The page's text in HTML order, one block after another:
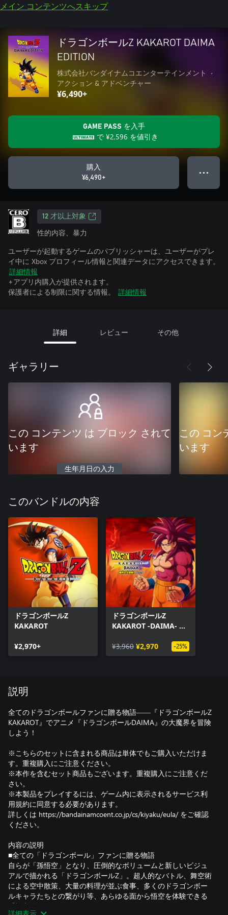
メイン コンテンツへスキップ
ドラゴンボールZ KAKAROT DAIMA
EDITION
株式会社バンダイナムコエンターテインメント
•
アクション & アドベンチャー
¥6,490+
GAME PASS を入手
で ¥2,596 を値引き
購入
¥6,490+
● ● ●
12 才以上対象
性的内容、暴力
ユーザーが起動するゲームのパブリッシャーは、ユーザーがプレ
イ中に Xbox プロフィール情報と関連データにアクセスできます。
詳細情報
+アプリ内購入が提供されます。
保護者による制限に関する情報。
詳細情報
詳細 レビュー その他
ギャラリー
この コンテンツ は ブロック されて
います
生年月日の入力
この コン
います
このバンドルの内容
ドラゴンボールZ
KAKAROT
¥2,970+
ドラゴンボールZ
KAKAROT -DAIMA- 魔
¥3,960 ¥2,970 -25%
説明
全てのドラゴンボールファンに贈る物語――『ドラゴンボールZ
KAKAROT』でアニメ『ドラゴンボールDAIMA』の大魔界を冒険
しよう！
※こちらのセットに含まれる商品は単体でもご購入いただけま
す。重複購入にご注意ください。
※本作を含むセット商品もございます。重複購入にご注意くだ
さい。
※本製品をプレイするには、ゲーム内に表示されるサービス利
用規約に同意する必要があります。
詳しくは https://bandainamcoent.co.jp/cs/kiyaku/eula/ をご確認
ください。
内容の説明
■全ての「ドラゴンボール」ファンに贈る物語
自らが「孫悟空」となり、圧倒的なボリュームと新しいビジュ
アルで描かれる「ドラゴンボールZ」。超人的なバトル、舞空術
による空中散策、大量の料理が並ぶ食事、多くのドラゴンボー
ルキャラたちとの繋がり等、あらゆる面から悟空を体験できる
「悟空体験アクションRPG」です。